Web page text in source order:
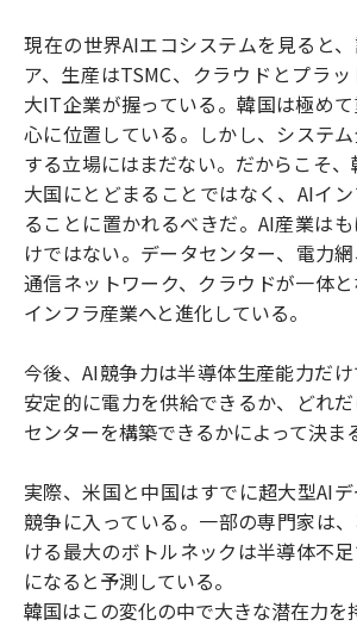
現在の世界AIエコシステムを見ると
ア、生産はTSMC、クラウドとプラ
大IT企業が握っている。韓国は極め
心に位置している。しかし、システ
する立場にはまだない。だからこそ
大国にとどまることではなく、AIイ
ることに置かれるべきだ。AI産業は
けではない。データセンター、電力網
通信ネットワーク、クラウドが一体
インフラ産業へと進化している。
今後、AI競争力は半導体生産能力だ
安定的に電力を供給できるか、どれ
センターを構築できるかによって決ま
実際、米国と中国はすでに超大型AI
競争に入っている。一部の専門家は
ける最大のボトルネックは半導体不
になると予測している。
韓国はこの変化の中で大きな潜在力を